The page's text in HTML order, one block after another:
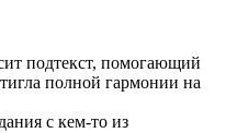
подтекст, помогающий
полной гармонии на
с кем-то из